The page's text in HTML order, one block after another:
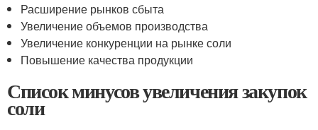
Расширение рынков сбыта
Увеличение объемов производства
Увеличение конкуренции на рынке соли
Повышение качества продукции
Список минусов увеличения закупок
соли